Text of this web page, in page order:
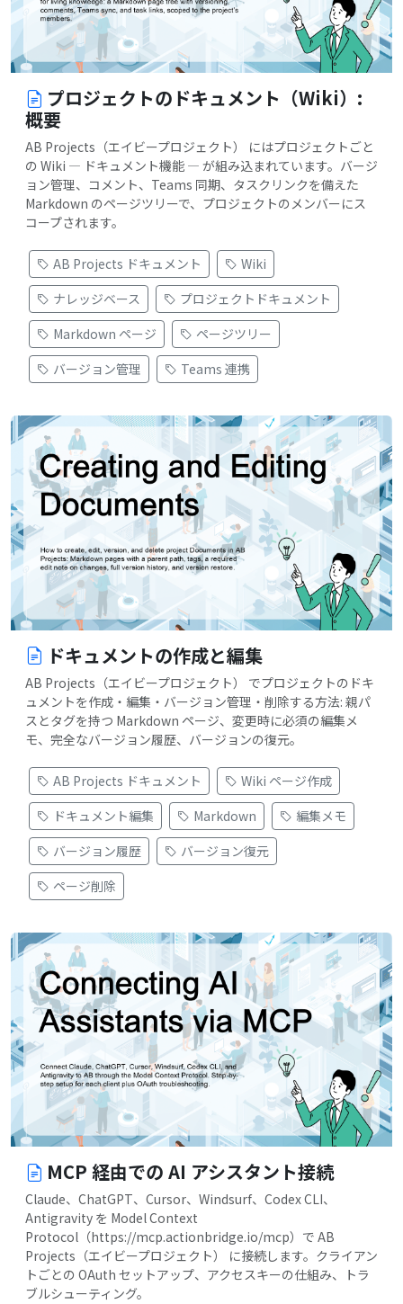
プロジェクトのドキュメント（Wiki）:
概要
AB Projects（エイビープロジェクト） にはプロジェクトごと
の Wiki — ドキュメント機能 — が組み込まれています。バージ
ョン管理、コメント、Teams 同期、タスクリンクを備えた
Markdown のページツリーで、プロジェクトのメンバーにス
コープされます。
AB Projects ドキュメント
Wiki
ナレッジベース
プロジェクトドキュメント
Markdown ページ
ページツリー
バージョン管理
Teams 連携
ドキュメントの作成と編集
AB Projects（エイビープロジェクト） でプロジェクトのドキ
ュメントを作成・編集・バージョン管理・削除する方法: 親パ
スとタグを持つ Markdown ページ、変更時に必須の編集メ
モ、完全なバージョン履歴、バージョンの復元。
AB Projects ドキュメント
Wiki ページ作成
ドキュメント編集
Markdown
編集メモ
バージョン履歴
バージョン復元
ページ削除
MCP 経由での AI アシスタント接続
Claude、ChatGPT、Cursor、Windsurf、Codex CLI、
Antigravity を Model Context
Protocol（https://mcp.actionbridge.io/mcp）で AB
Projects（エイビープロジェクト） に接続します。クライアン
トごとの OAuth セットアップ、アクセスキーの仕組み、トラ
ブルシューティング。